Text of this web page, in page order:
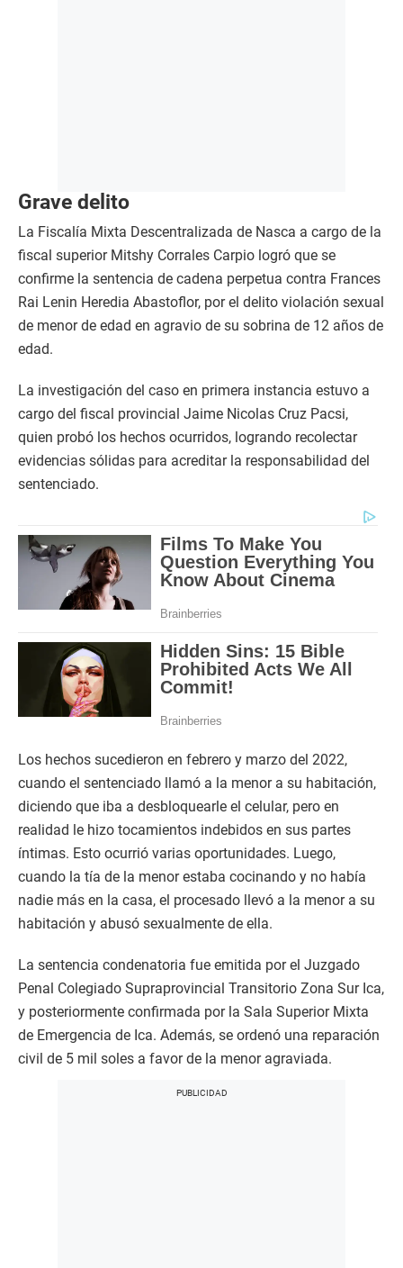
Grave delito
La Fiscalía Mixta Descentralizada de Nasca a cargo de la
fiscal superior Mitshy Corrales Carpio logró que se
confirme la sentencia de cadena perpetua contra Frances
Rai Lenin Heredia Abastoflor, por el delito violación sexual
de menor de edad en agravio de su sobrina de 12 años de
edad.
La investigación del caso en primera instancia estuvo a
cargo del fiscal provincial Jaime Nicolas Cruz Pacsi,
quien probó los hechos ocurridos, logrando recolectar
evidencias sólidas para acreditar la responsabilidad del
sentenciado.
Los hechos sucedieron en febrero y marzo del 2022,
cuando el sentenciado llamó a la menor a su habitación,
diciendo que iba a desbloquearle el celular, pero en
realidad le hizo tocamientos indebidos en sus partes
íntimas. Esto ocurrió varias oportunidades. Luego,
cuando la tía de la menor estaba cocinando y no había
nadie más en la casa, el procesado llevó a la menor a su
habitación y abusó sexualmente de ella.
La sentencia condenatoria fue emitida por el Juzgado
Penal Colegiado Supraprovincial Transitorio Zona Sur Ica,
y posteriormente confirmada por la Sala Superior Mixta
de Emergencia de Ica. Además, se ordenó una reparación
civil de 5 mil soles a favor de la menor agraviada.